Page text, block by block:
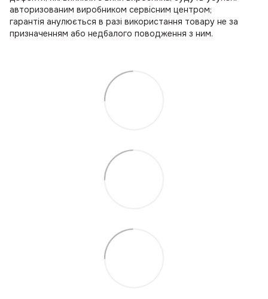
авторизованим виробником сервісним центром;
гарантія анулюється в разі використання товару не за
призначенням або недбалого поводження з ним.